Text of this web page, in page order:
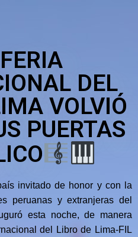
FERIA
DEL
VOLVIÓ
PUERTAS
invitado de honor y con la
peruanas y extranjeras del
esta noche, de manera
del Libro de Lima-FIL